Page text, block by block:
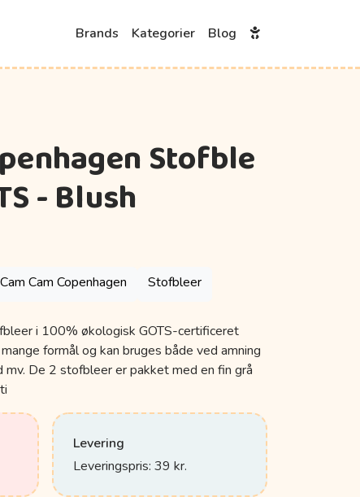
Brands Kategorier Blog
Stofble
- Blush
Cam Cam Copenhagen Stofbleer
i 100% økologisk GOTS-certificeret
formål og kan bruges både ved amning
De 2 stofbleer er pakket med en fin grå
Levering
Leveringspris: 39 kr.